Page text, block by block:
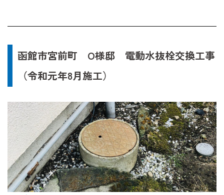
函館市宮前町 O様邸 電動水抜栓交換工事
（令和元年8月施工）